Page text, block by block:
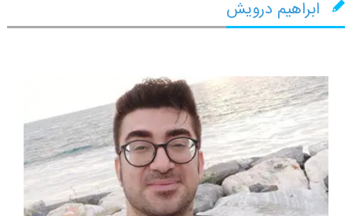
ابراهیم درویش